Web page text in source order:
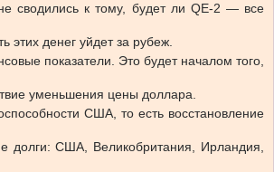
сводились к тому, будет ли QE-2 — все
этих денег уйдет за рубеж.
показатели. Это будет началом того,
уменьшения цены доллара.
США, то есть восстановление
долги: США, Великобритания, Ирландия,